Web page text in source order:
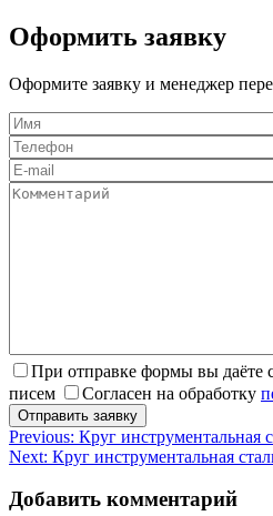
Оформить заявку
Оформите заявку и менеджер
При отправке формы вы даёте
писем
Согласен на обработку
Навигация
по
записям
Previous: Круг инструментальная
Next: Круг инструментальная
Добавить комментарий